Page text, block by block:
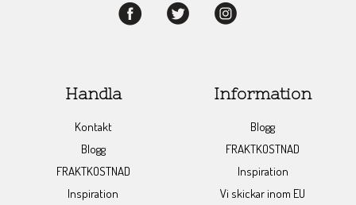
Handla
Kontakt
Blogg
FRAKTKOSTNAD
Inspiration
Information
Blogg
FRAKTKOSTNAD
Inspiration
Vi skickar inom EU